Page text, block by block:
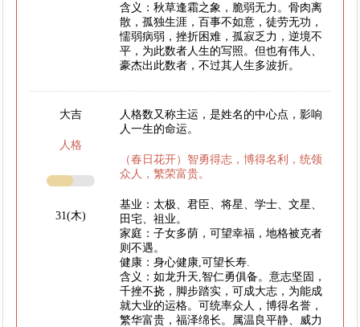
含义：秋草逢霜之象，脆弱无力。骨肉离
散，孤独生涯，百事不如意，徒劳无功，
懦弱病弱，挫折困难，孤寂乏力，逆境不
平，为此数者人生的写照。但也有伟人、
豪杰出此数者，不过其人生多波折。
大吉
人格
31(木)
人格数又称主运，是姓名的中心点，影响
人一生的命运。
（春日花开）智勇得志，博得名利，统领
众人，繁荣富贵。
基业：太极、君臣、将星、学士、文星、
田宅、祖业。
家庭：子女多荫，可望幸福，地格被克者
则不遇。
健康：身心健康,可望长寿.
含义：如龙升天,智仁勇俱备。意志坚固，
千挫不挠，脚步踏实，可成大志，为能成
就大业的运格。可统率众人，博得名誉，
繁华富贵，福泽绵长。属温良平静、威力